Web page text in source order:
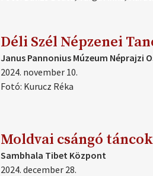
Déli Szél Népzenei
Janus Pannonius Múzeum Néprajzi
2024. november 10.
Fotó: Kurucz Réka
Moldvai csángó
Sambhala Tibet Központ
2024. december 28.